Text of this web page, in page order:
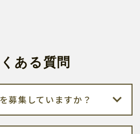
ある質問
募集していますか？